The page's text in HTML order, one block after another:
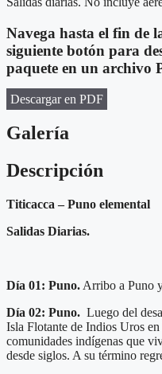
Navega hasta el fin de
siguiente botón para
paquete en un archivo
Descargar en PDF
Galería
Descripción
Titicacca – Puno elemental
Salidas Diarias.
Día 01: Puno. Arribo a Puno
Día 02: Puno. Luego del
Isla Flotante de Indios Uros
comunidades indígenas que
desde siglos. A su término